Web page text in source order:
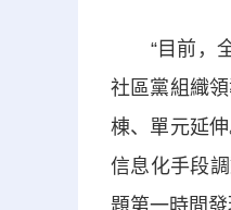
“目前，全
社區黨組織
棟、單元延
信息化手段
題第一時間發